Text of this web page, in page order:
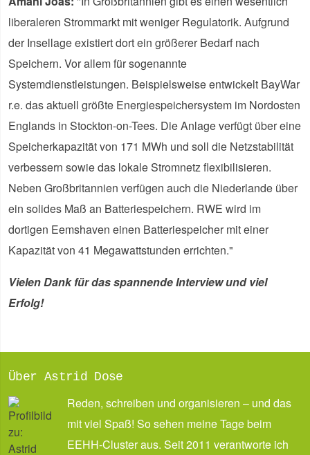
liberaleren Strommarkt mit weniger Regulatorik. Aufgrund
der Insellage existiert dort ein größerer Bedarf nach
Speichern. Vor allem für sogenannte
Systemdienstleistungen. Beispielsweise entwickelt BayWar
r.e. das aktuell größte Energiespeichersystem im Nordosten
Englands in Stockton-on-Tees. Die Anlage verfügt über eine
Speicherkapazität von 171 MWh und soll die Netzstabilität
verbessern sowie das lokale Stromnetz flexibilisieren.
Neben Großbritannien verfügen auch die Niederlande über
ein solides Maß an Batteriespeichern. RWE wird im
dortigen Eemshaven einen Batteriespeicher mit einer
Kapazität von 41 Megawattstunden errichten."
Vielen Dank für das spannende Interview und viel
Erfolg!
Über Astrid Dose
Reden, schreiben und organisieren – und das
mit viel Spaß! So sehen meine Tage beim
EEHH-Cluster aus. Seit 2011 verantworte ich